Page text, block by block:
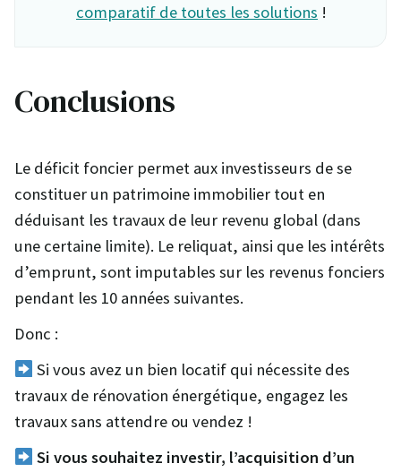
comparatif de toutes les solutions !
Conclusions
Le déficit foncier permet aux investisseurs de se
constituer un patrimoine immobilier tout en
déduisant les travaux de leur revenu global (dans
une certaine limite). Le reliquat, ainsi que les intérêts
d’emprunt, sont imputables sur les revenus fonciers
pendant les 10 années suivantes.
Donc :
Si vous avez un bien locatif qui nécessite des
travaux de rénovation énergétique, engagez les
travaux sans attendre ou vendez !
Si vous souhaitez investir, l’acquisition d’un